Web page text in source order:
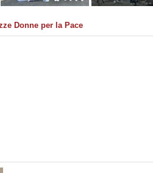
Donne per la Pace